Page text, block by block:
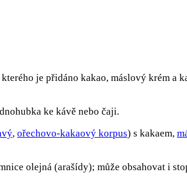
je přidáno kakao, máslový krém a
ke kávě nebo čaji.
, ořechovo-kakaový korpus) s kakaem,
olejná (arašídy); může obsahovat i